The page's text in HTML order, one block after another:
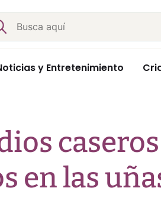
y Entretenimiento
en las